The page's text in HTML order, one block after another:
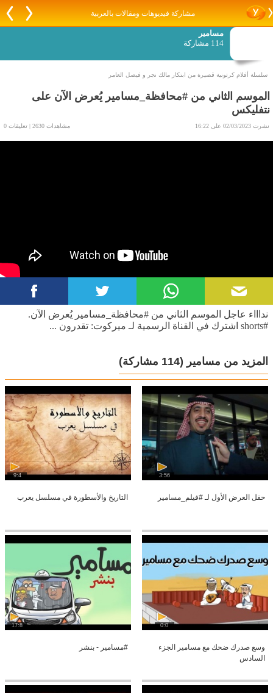
مشاركة فيديوهات ومقالات بالعربية
مسامير
114 مشاركة
سلسلة أفلام كرتونية قصيرة من ابتكار مالك نجر و فيصل العامر
الموسم الثاني من #محافظة_مسامير يُعرض الآن على
نتفليكس
نشرت 02/03/2023 على 16:22 مشاهدات 2630 | تعليقات 0
نداااء عاجل الموسم الثاني من #محافظة_مسامير يُعرض الآن.
#shorts اشترك في القناة الرسمية لـ ميركوت: تقدرون ...
المزيد من مسامير (114 مشاركة)
3:56
حفل العرض الأول لـ #فيلم_مسامير
9:4
التاريخ والأسطورة في مسلسل يعرب
0:0
وسع صدرك ضحك مع مسامير الجزء
السادس
17:8
#مسامير - بنشر